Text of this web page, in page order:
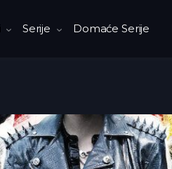
Serije Domaće Serije